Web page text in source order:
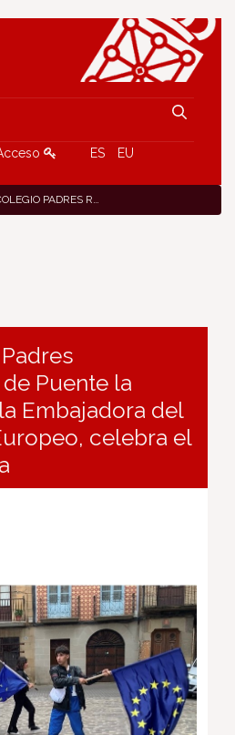
ES EU
DE PUENTE LA REINA, ESCUELA EMBAJADORA DEL PARLAMENTO EUROPEO, CELEBRA EL DÍA DE EUROPA
Puente la
Embajadora del
celebra el